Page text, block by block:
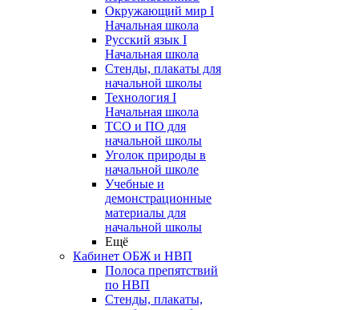
Окружающий мир I
Начальная школа
Русский язык I
Начальная школа
Стенды, плакаты для
начальной школы
Технология I
Начальная школа
ТСО и ПО для
начальной школы
Уголок природы в
начальной школе
Учебные и
демонстрационные
материалы для
начальной школы
Ещё
Кабинет ОБЖ и НВП
Полоса препятствий
по НВП
Стенды, плакаты,